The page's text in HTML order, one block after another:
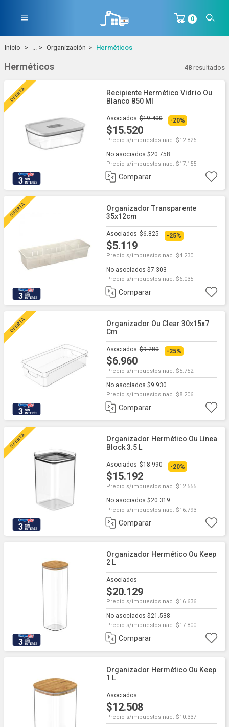
menu 0
Inicio Organización Herméticos
Herméticos 48 resultados
3
Recipiente Hermético Vidrio Ou
Blanco 850 Ml
Asociados $19.400
$15.520
-20%
Precio s/impuestos nac. $12.826
No asociados $20.758
Precio s/impuestos nac. $17.155
Comparar
3
Organizador Transparente
35x12cm
Asociados $6.825
$5.119
-25%
Precio s/impuestos nac. $4.230
No asociados $7.303
Precio s/impuestos nac. $6.035
Comparar
3
Organizador Ou Clear 30x15x7
Cm
Asociados $9.280
$6.960
-25%
Precio s/impuestos nac. $5.752
No asociados $9.930
Precio s/impuestos nac. $8.206
Comparar
3
Organizador Hermético Ou Línea
Block 3.5 L
Asociados $18.990
$15.192
-20%
Precio s/impuestos nac. $12.555
No asociados $20.319
Precio s/impuestos nac. $16.793
Comparar
3
Organizador Hermético Ou Keep
2 L
Asociados
$20.129
Precio s/impuestos nac. $16.636
No asociados $21.538
Precio s/impuestos nac. $17.800
Comparar
Organizador Hermético Ou Keep
1 L
Asociados
$12.508
Precio s/impuestos nac. $10.337